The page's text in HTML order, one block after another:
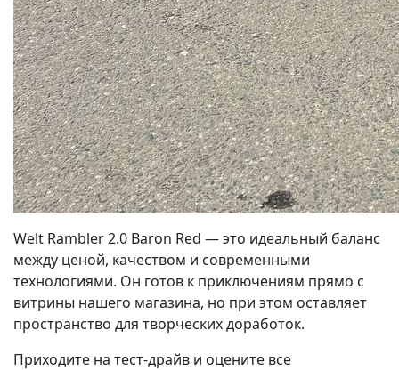
Welt Rambler 2.0 Baron Red — это идеальный баланс
между ценой, качеством и современными
технологиями. Он готов к приключениям прямо с
витрины нашего магазина, но при этом оставляет
пространство для творческих доработок.
Приходите на тест-драйв и оцените все